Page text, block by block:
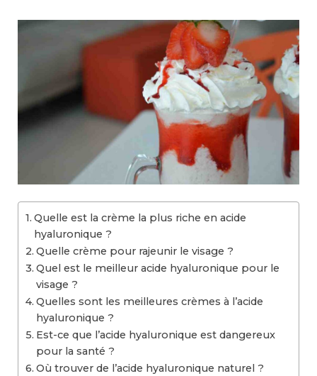
Quelle est la crème la plus riche en acide
hyaluronique ?
Quelle crème pour rajeunir le visage ?
Quel est le meilleur acide hyaluronique pour le
visage ?
Quelles sont les meilleures crèmes à l’acide
hyaluronique ?
Est-ce que l’acide hyaluronique est dangereux
pour la santé ?
Où trouver de l’acide hyaluronique naturel ?